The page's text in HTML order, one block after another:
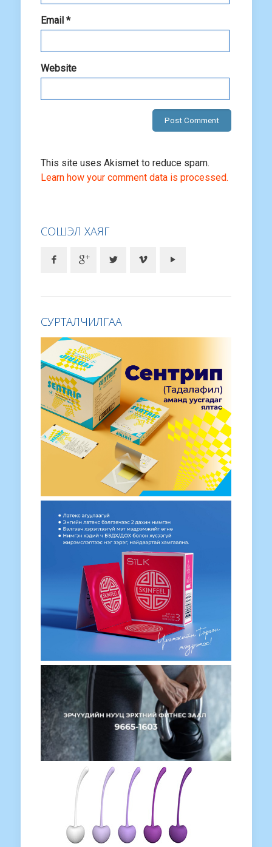
Email *
Website
This site uses Akismet to reduce spam.
Learn how your comment data is processed.
СОШЭЛ ХАЯГ
СУРТАЛЧИЛГАА